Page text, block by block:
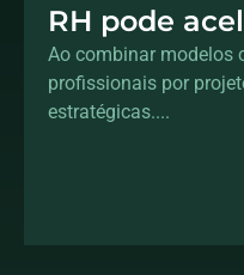
RH pode
sem
Ao combinar modelos
profissionais por
estratégicas....